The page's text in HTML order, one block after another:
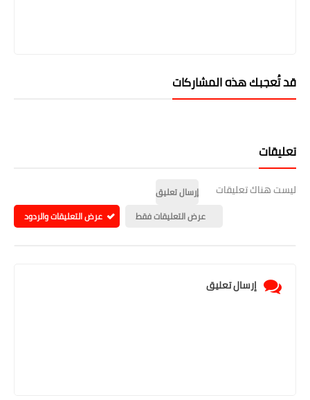
قد تُعجبك هذه المشاركات
تعليقات
ليست هناك تعليقات
إرسال تعليق
عرض التعليقات فقط
عرض التعليقات والردود
إرسال تعليق